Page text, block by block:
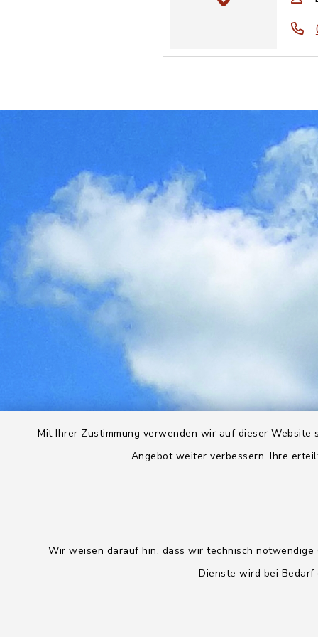
Mit Ihrer Zustimmung verwenden wir auf dieser
Angebot weiter verbessern. Ihre
Wir weisen darauf hin, dass wir technisch
Dienste wird bei